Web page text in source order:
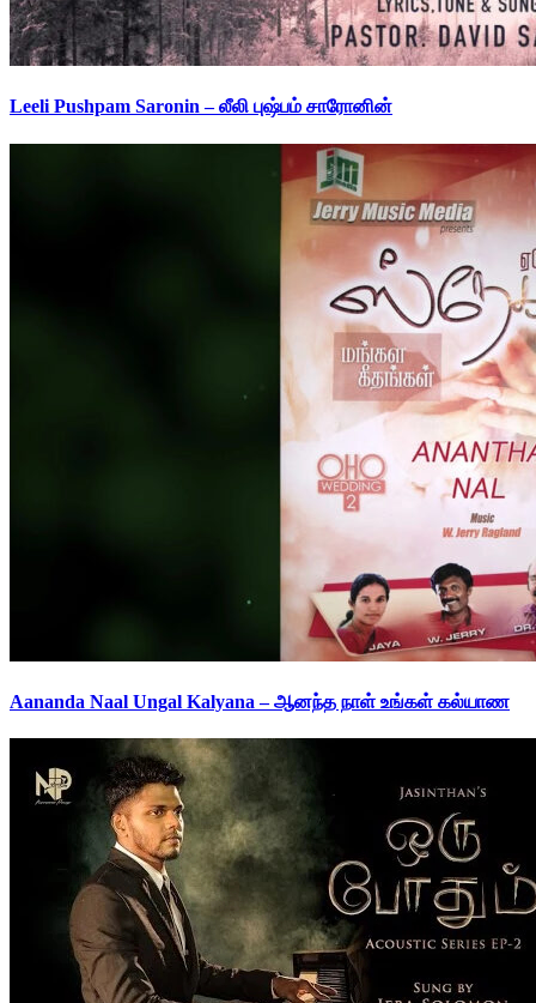
Leeli Pushpam Saronin – லீலி புஷ்பம் சாரோனின்
Aananda Naal Ungal Kalyana – ஆனந்த நாள் உங்கள் கல்யாண